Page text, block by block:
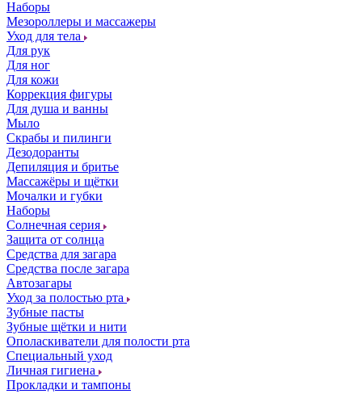
Наборы
Мезороллеры и массажеры
Уход для тела
Для рук
Для ног
Для кожи
Коррекция фигуры
Для душа и ванны
Мыло
Скрабы и пилинги
Дезодоранты
Депиляция и бритье
Массажёры и щётки
Мочалки и губки
Наборы
Солнечная серия
Защита от солнца
Средства для загара
Средства после загара
Автозагары
Уход за полостью рта
Зубные пасты
Зубные щётки и нити
Ополаскиватели для полости рта
Специальный уход
Личная гигиена
Прокладки и тампоны